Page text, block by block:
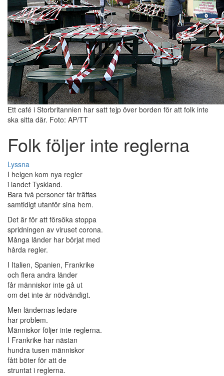
Ett café i Storbritannien har satt tejp över borden för att folk inte
ska sitta där. Foto: AP/TT
Folk följer inte reglerna
Lyssna
I helgen kom nya regler
i landet Tyskland.
Bara två personer får träffas
samtidigt utanför sina hem.
Det är för att försöka stoppa
spridningen av viruset corona.
Många länder har börjat med
hårda regler.
I Italien, Spanien, Frankrike
och flera andra länder
får människor inte gå ut
om det inte är nödvändigt.
Men ländernas ledare
har problem.
Människor följer inte reglerna.
I Frankrike har nästan
hundra tusen människor
fått böter för att de
struntat i reglerna.